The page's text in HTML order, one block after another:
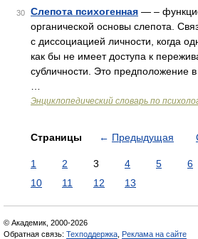
30 Слепота психогенная — –
органической основы слепота.
с диссоциацией личности, когда
как бы не имеет доступа к
субличности. Это предположение
Энциклопедический словарь по
Страницы ← Предыдущая
1 2 3 4 5 6
10
11 12 13
© Академик, 2000-2026
Обратная связь: Техподдержка Реклама на сайте